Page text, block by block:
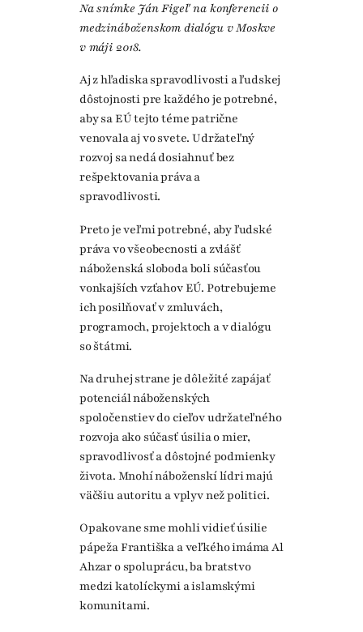
Na snímke Ján Figeľ na konferencii o
medzináboženskom dialógu v Moskve
v máji 2018.
Aj z hľadiska spravodlivosti a ľudskej
dôstojnosti pre každého je potrebné,
aby sa EÚ tejto téme patrične
venovala aj vo svete. Udržateľný
rozvoj sa nedá dosiahnuť bez
rešpektovania práva a
spravodlivosti.
Preto je veľmi potrebné, aby ľudské
práva vo všeobecnosti a zvlášť
náboženská sloboda boli súčasťou
vonkajších vzťahov EÚ. Potrebujeme
ich posilňovať v zmluvách,
programoch, projektoch a v dialógu
so štátmi.
Na druhej strane je dôležité zapájať
potenciál náboženských
spoločenstiev do cieľov udržateľného
rozvoja ako súčasť úsilia o mier,
spravodlivosť a dôstojné podmienky
života. Mnohí náboženskí lídri majú
väčšiu autoritu a vplyv než politici.
Opakovane sme mohli vidieť úsilie
pápeža Františka a veľkého imáma Al
Ahzar o spoluprácu, ba bratstvo
medzi katolíckymi a islamskými
komunitami.